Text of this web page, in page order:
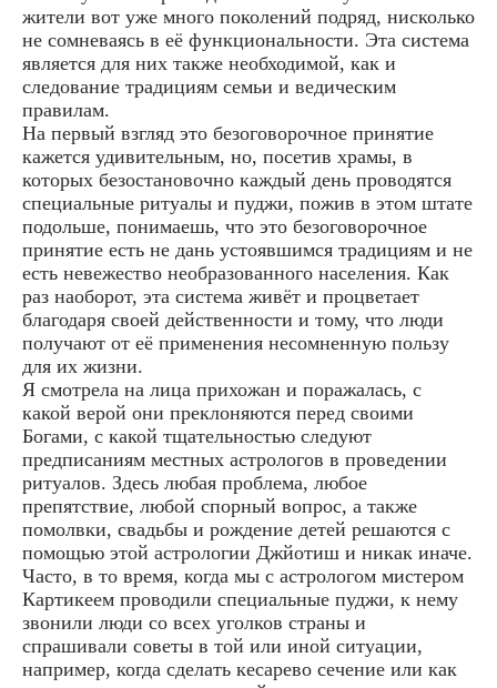
жители вот уже много поколений подряд, нисколько
не сомневаясь в её функциональности. Эта система
является для них также необходимой, как и
следование традициям семьи и ведическим
правилам.
На первый взгляд это безоговорочное принятие
кажется удивительным, но, посетив храмы, в
которых безостановочно каждый день проводятся
специальные ритуалы и пуджи, пожив в этом штате
подольше, понимаешь, что это безоговорочное
принятие есть не дань устоявшимся традициям и не
есть невежество необразованного населения. Как
раз наоборот, эта система живёт и процветает
благодаря своей действенности и тому, что люди
получают от её применения несомненную пользу
для их жизни.
Я смотрела на лица прихожан и поражалась, с
какой верой они преклоняются перед своими
Богами, с какой тщательностью следуют
предписаниям местных астрологов в проведении
ритуалов. Здесь любая проблема, любое
препятствие, любой спорный вопрос, а также
помолвки, свадьбы и рождение детей решаются с
помощью этой астрологии Джйотиш и никак иначе.
Часто, в то время, когда мы с астрологом мистером
Картикеем проводили специальные пуджи, к нему
звонили люди со всех уголков страны и
спрашивали советы в той или иной ситуации,
например, когда сделать кесарево сечение или как